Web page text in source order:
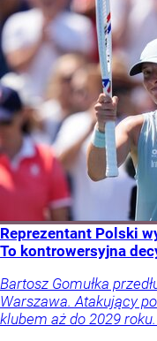
Reprezentant Polski
To kontrowersyjna
Bartosz Gomułka
Warszawa. Atakujący
klubem aż do 2029